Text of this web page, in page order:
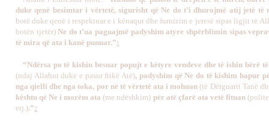
duke qenë besimtar i vërtetë, sigurisht që Ne do t’i dhurojmë atij jetë
botë duke qenë i respektuar e i kënaqur dhe furnizim e jetesë sipas ligjit të
botën tjetër)Ne do t’ua paguajmë padyshim atyre shpërblimin sipas
të mira që ata i kanë punuar.”1
“Ndërsa po të kishin besuar popujt e këtyre vendeve dhe të ishin bërë
(ndaj Allahut duke e pasur frikë Atë), padyshim që Ne do të kishim hapur
nga qielli dhe nga toka, por në të vërtetë ata i mohuan(të Dërguarit Tanë
kështu që Ne i morëm ata(me ndëshkim) për atë çfarë ata vetë fituan
etj.).”2